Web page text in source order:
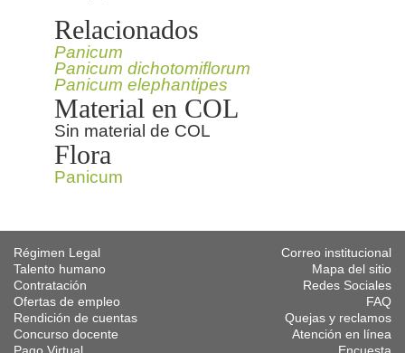
Relacionados
Panicum
Panicum dichotomiflorum
Panicum elephantipes
Material en COL
Sin material de COL
Flora
Panicum
Régimen Legal
Talento humano
Contratación
Ofertas de empleo
Rendición de cuentas
Concurso docente
Correo institucional
Mapa del sitio
Redes Sociales
FAQ
Quejas y reclamos
Atención en línea